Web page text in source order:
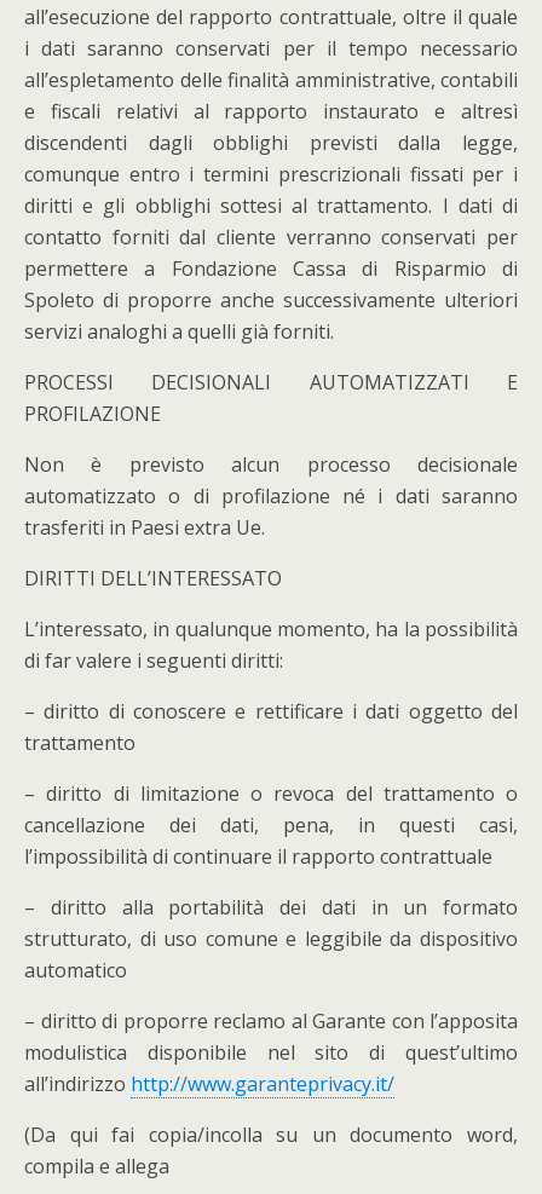
all’esecuzione del rapporto contrattuale, oltre il quale
i dati saranno conservati per il tempo necessario
all’espletamento delle finalità amministrative, contabili
e fiscali relativi al rapporto instaurato e altresì
discendenti dagli obblighi previsti dalla legge,
comunque entro i termini prescrizionali fissati per i
diritti e gli obblighi sottesi al trattamento. I dati di
contatto forniti dal cliente verranno conservati per
permettere a Fondazione Cassa di Risparmio di
Spoleto di proporre anche successivamente ulteriori
servizi analoghi a quelli già forniti.
PROCESSI DECISIONALI AUTOMATIZZATI E
PROFILAZIONE
Non è previsto alcun processo decisionale
automatizzato o di profilazione né i dati saranno
trasferiti in Paesi extra Ue.
DIRITTI DELL’INTERESSATO
L’interessato, in qualunque momento, ha la possibilità
di far valere i seguenti diritti:
– diritto di conoscere e rettificare i dati oggetto del
trattamento
– diritto di limitazione o revoca del trattamento o
cancellazione dei dati, pena, in questi casi,
l’impossibilità di continuare il rapporto contrattuale
– diritto alla portabilità dei dati in un formato
strutturato, di uso comune e leggibile da dispositivo
automatico
– diritto di proporre reclamo al Garante con l’apposita
modulistica disponibile nel sito di quest’ultimo
all’indirizzo http://www.garanteprivacy.it/
(Da qui fai copia/incolla su un documento word,
compila e allega